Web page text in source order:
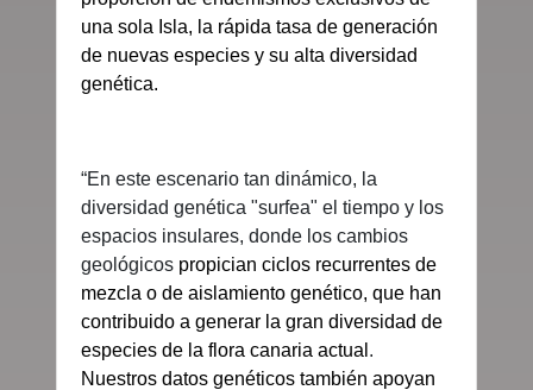
una sola Isla, la rápida tasa de generación
de nuevas especies y su alta diversidad
genética.
“En este escenario tan dinámico, la
diversidad genética "surfea" el tiempo y los
espacios insulares, donde los cambios
geológicos propician ciclos recurrentes de
mezcla o de aislamiento genético, que han
contribuido a generar la gran diversidad de
especies de la flora canaria actual .
Nuestros datos genéticos también apoyan